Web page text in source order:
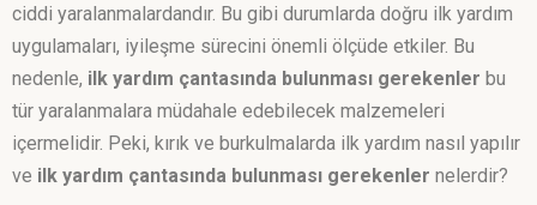
ciddi yaralanmalardandır. Bu gibi durumlarda doğru ilk yardım
uygulamaları, iyileşme sürecini önemli ölçüde etkiler. Bu
nedenle, ilk yardım çantasında bulunması gerekenler bu
tür yaralanmalara müdahale edebilecek malzemeleri
içermelidir. Peki, kırık ve burkulmalarda ilk yardım nasıl yapılır
ve ilk yardım çantasında bulunması gerekenler nelerdir?